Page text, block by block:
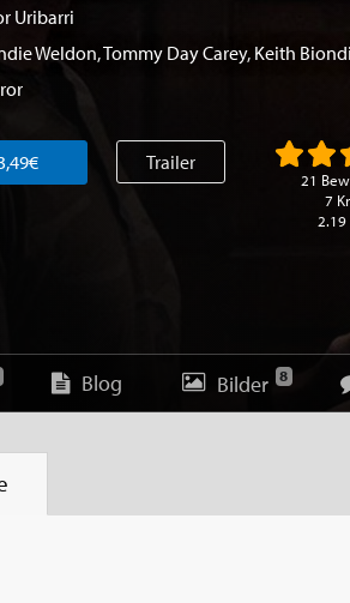
Uribarri
Weldon,Tommy Day Carey, Keith
Trailer
21
7
2.19
Blog Bilder 8